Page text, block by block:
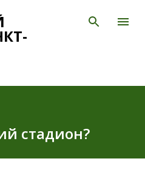
контенту
стадион?